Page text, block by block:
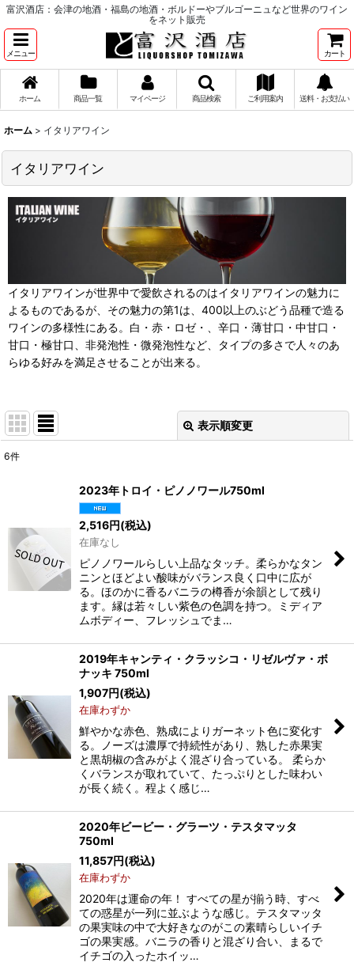
富沢酒店：会津の地酒・福島の地酒・ボルドーやブルゴーニュなど世界のワイン
をネット販売
メニュー カート
ホーム 商品一覧 マイページ 商品検索 ご利用案内 送料・お支払い
ホーム > イタリアワイン
イタリアワイン
イタリアワインが世界中で愛飲されるのはイタリアワインの魅力に
よるものであるが、その魅力の第1は、400以上のぶどう品種で造る
ワインの多様性にある。白・赤・ロゼ・、辛口・薄甘口・中甘口・
甘口・極甘口、非発泡性・微発泡性など、タイプの多さで人々のあ
らゆる好みを満足させることが出来る。
表示順変更
絞り込む
6件
2023年トロイ・ピノノワール750ml
2,516円(税込)
在庫なし
ピノノワールらしい上品なタッチ。柔らかなタン
ニンとほどよい酸味がバランス良く口中に広が
る。ほのかに香るバニラの樽香が余韻として残り
ます。縁は若々しい紫色の色調を持つ。ミディア
ムボディー、フレッシュでま…
2019年キャンティ・クラッシコ・リゼルヴァ・ボ
ナッキ 750ml
1,907円(税込)
在庫わずか
鮮やかな赤色、熟成によりガーネット色に変化す
る。ノーズは濃厚で持続性があり、熟した赤果実
と黒胡椒の含みがよく混ざり合っている。 柔らか
くバランスが取れていて、たっぷりとした味わい
が長く続く。程よく感じ…
2020年ビービー・グラーツ・テスタマッタ
750ml
11,857円(税込)
在庫わずか
2020年は運命の年！ すべての星が揃う時、すべ
ての惑星が一列に並ぶような感じ。テスタマッタ
の果実味の中で大好きなのがこの素晴らしいイチ
ゴの果実感。バニラの香りと混ざり合い、まるで
イチゴの入ったホイッ…